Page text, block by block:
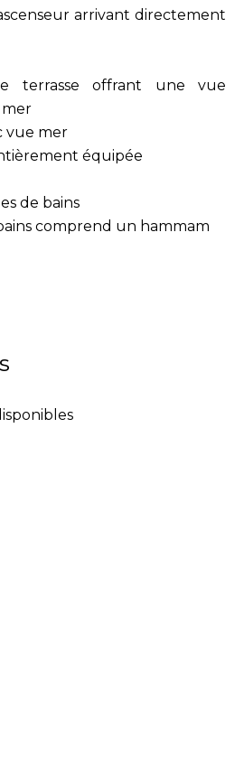
arrivant directement
terrasse offrant une vue
mer
vue mer
équipée
de bains
comprend un hammam